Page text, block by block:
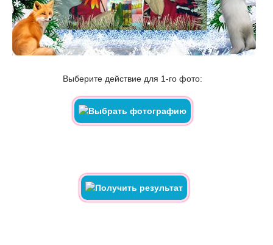
Выберите действие для 1-го фото: